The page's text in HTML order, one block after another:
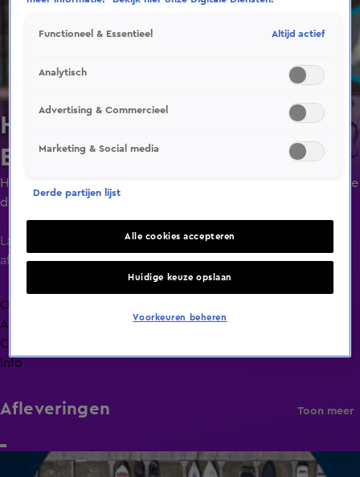
Hart van Nederland - Vroege
Editie
Het nieuws van Nederland. Mis niets van het gesprek van de
dag.
Laatste
aflevering
Overzicht
Afleveringen
Clips
Info
Afleveringen Toon meer
Functioneel & Essentieel Altijd actief
Analytisch
Advertising & Commercieel
Marketing & Social media
Derde partijen lijst
Alle cookies accepteren
Huidige keuze opslaan
Voorkeuren beheren